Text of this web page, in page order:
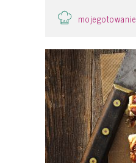
mojegotowanie